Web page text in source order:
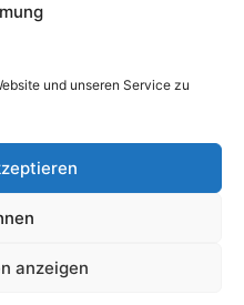
und unseren Service zu
anzeigen
Datenschutzerklärung